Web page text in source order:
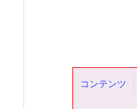
コンテンツ